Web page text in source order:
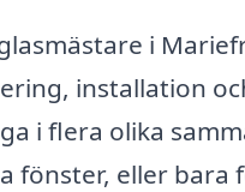
i
installation
i flera olika
fönster, eller